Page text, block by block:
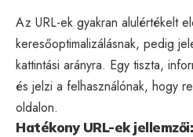
Az URL-ek gyakran alulértékelt
keresőoptimalizálásnak, pedig
kattintási arányra. Egy tiszta,
és jelzi a felhasználónak, hogy
oldalon.
Hatékony URL-ek jellemzői: